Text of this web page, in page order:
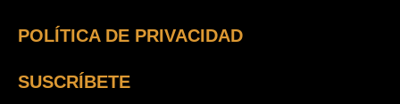
POLÍTICA DE PRIVACIDAD
SUSCRÍBETE